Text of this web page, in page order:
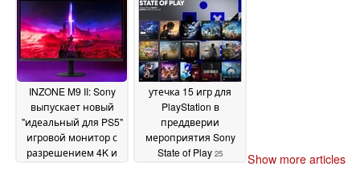
нит и камерой Sony
LYT-60026 September
2024
INZONE M9 II: Sony
выпускает новый
"идеальный для PS5"
игровой монитор с
разрешением 4K и
утечка 15 игр для
PlayStation в
преддверии
мероприятия Sony
State of Play 25
Show more articles